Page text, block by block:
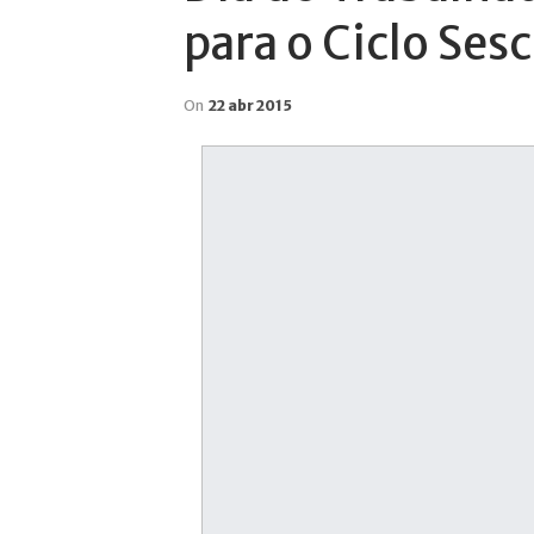
para o Ciclo
On 22 abr 2015